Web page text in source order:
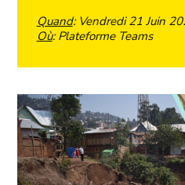
Quand: Vendredi 21 Juin
Où: Plateforme Teams